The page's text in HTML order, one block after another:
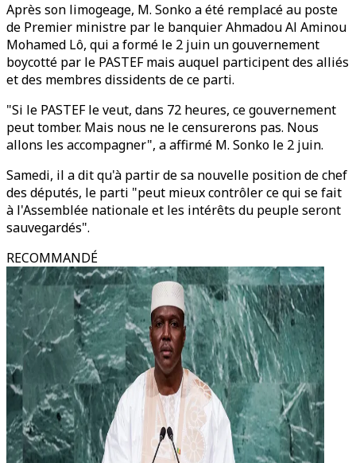
Après son limogeage, M. Sonko a été remplacé au poste
de Premier ministre par le banquier Ahmadou Al Aminou
Mohamed Lô, qui a formé le 2 juin un gouvernement
boycotté par le PASTEF mais auquel participent des alliés
et des membres dissidents de ce parti.
"Si le PASTEF le veut, dans 72 heures, ce gouvernement
peut tomber. Mais nous ne le censurerons pas. Nous
allons les accompagner", a affirmé M. Sonko le 2 juin.
Samedi, il a dit qu'à partir de sa nouvelle position de chef
des députés, le parti "peut mieux contrôler ce qui se fait
à l'Assemblée nationale et les intérêts du peuple seront
sauvegardés".
RECOMMANDÉ